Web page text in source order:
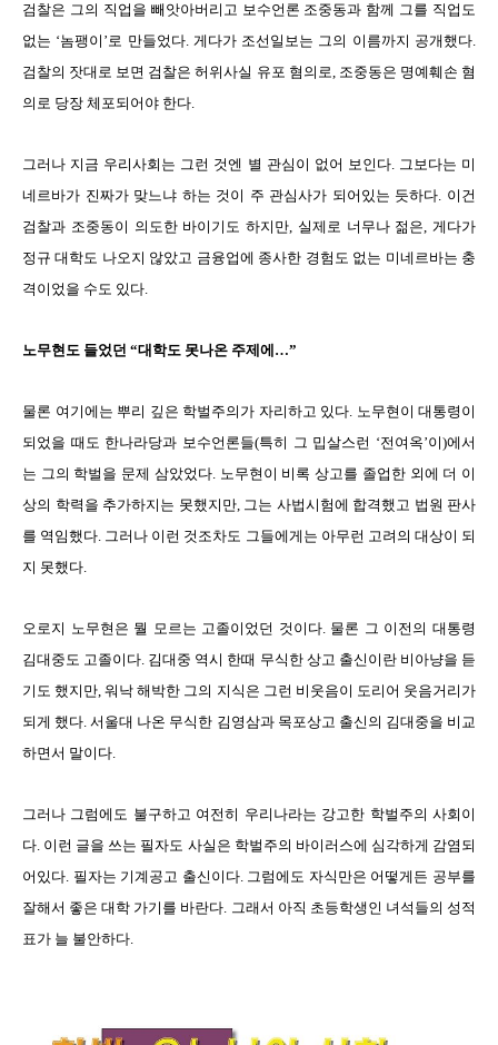
검찰은 그의 직업을 빼앗아버리고 보수언론 조중동과 함께 그를 직업도
없는 ‘놈팽이’로 만들었다. 게다가 조선일보는 그의 이름까지 공개했다.
검찰의 잣대로 보면 검찰은 허위사실 유포 혐의로, 조중동은 명예훼손 혐
의로 당장 체포되어야 한다.
그러나 지금 우리사회는 그런 것엔 별 관심이 없어 보인다. 그보다는 미
네르바가 진짜가 맞느냐 하는 것이 주 관심사가 되어있는 듯하다. 이건
검찰과 조중동이 의도한 바이기도 하지만, 실제로 너무나 젊은, 게다가
정규 대학도 나오지 않았고 금융업에 종사한 경험도 없는 미네르바는 충
격이었을 수도 있다.
노무현도 들었던 “대학도 못나온 주제에…”
물론 여기에는 뿌리 깊은 학벌주의가 자리하고 있다. 노무현이 대통령이
되었을 때도 한나라당과 보수언론들(특히 그 밉살스런 ‘전여옥’이)에서
는 그의 학벌을 문제 삼았었다. 노무현이 비록 상고를 졸업한 외에 더 이
상의 학력을 추가하지는 못했지만, 그는 사법시험에 합격했고 법원 판사
를 역임했다. 그러나 이런 것조차도 그들에게는 아무런 고려의 대상이 되
지 못했다.
오로지 노무현은 뭘 모르는 고졸이었던 것이다. 물론 그 이전의 대통령
김대중도 고졸이다. 김대중 역시 한때 무식한 상고 출신이란 비아냥을 듣
기도 했지만, 워낙 해박한 그의 지식은 그런 비웃음이 도리어 웃음거리가
되게 했다. 서울대 나온 무식한 김영삼과 목포상고 출신의 김대중을 비교
하면서 말이다.
그러나 그럼에도 불구하고 여전히 우리나라는 강고한 학벌주의 사회이
다. 이런 글을 쓰는 필자도 사실은 학벌주의 바이러스에 심각하게 감염되
어있다. 필자는 기계공고 출신이다. 그럼에도 자식만은 어떻게든 공부를
잘해서 좋은 대학 가기를 바란다. 그래서 아직 초등학생인 녀석들의 성적
표가 늘 불안하다.